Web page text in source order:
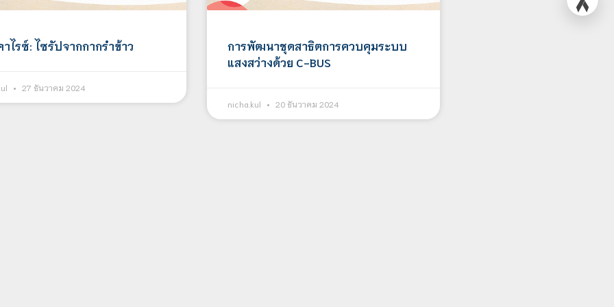
ไรซ์: ไซรัปจากกากรำข้าว
27 ธันวาคม 2024
การพัฒนาชุดสาธิตการควบคุมระบบ
แสงสว่างด้วย C-BUS
nicha.kul 20 ธันวาคม 2024